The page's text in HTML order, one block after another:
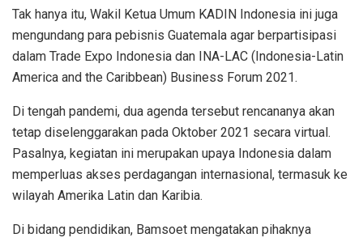
Tak hanya itu, Wakil Ketua Umum KADIN Indonesia ini juga
mengundang para pebisnis Guatemala agar berpartisipasi
dalam Trade Expo Indonesia dan INA-LAC (Indonesia-Latin
America and the Caribbean) Business Forum 2021.
Di tengah pandemi, dua agenda tersebut rencananya akan
tetap diselenggarakan pada Oktober 2021 secara virtual.
Pasalnya, kegiatan ini merupakan upaya Indonesia dalam
memperluas akses perdagangan internasional, termasuk ke
wilayah Amerika Latin dan Karibia.
Di bidang pendidikan, Bamsoet mengatakan pihaknya